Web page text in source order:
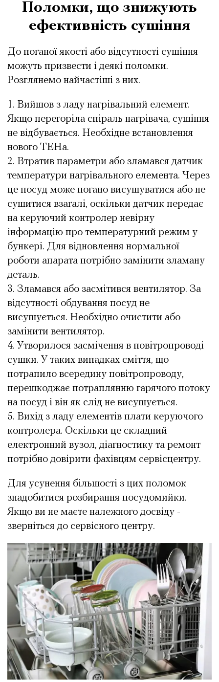
Поломки, що знижують
ефективність сушіння
До поганої якості або відсутності сушіння
можуть призвести і деякі поломки.
Розглянемо найчастіші з них.
Вийшов з ладу нагрівальний елемент.
Якщо перегоріла спіраль нагрівача, сушіння
не відбувається. Необхідне встановлення
нового ТЕНа.
Втратив параметри або зламався датчик
температури нагрівального елемента. Через
це посуд може погано висушуватися або не
сушитися взагалі, оскільки датчик передає
на керуючий контролер невірну
інформацію про температурний режим у
бункері. Для відновлення нормальної
роботи апарата потрібно замінити зламану
деталь.
Зламався або засмітився вентилятор. За
відсутності обдування посуд не
висушується. Необхідно очистити або
замінити вентилятор.
Утворилося засмічення в повітропроводі
сушки. У таких випадках сміття, що
потрапило всередину повітропроводу,
перешкоджає потраплянню гарячого потоку
на посуд і він як слід не висушується.
Вихід з ладу елементів плати керуючого
контролера. Оскільки це складний
електронний вузол, діагностику та ремонт
потрібно довірити фахівцям сервісцентру.
Для усунення більшості з цих поломок
знадобитися розбирання посудомийки.
Якщо ви не маєте належного досвіду -
зверніться до сервісного центру.